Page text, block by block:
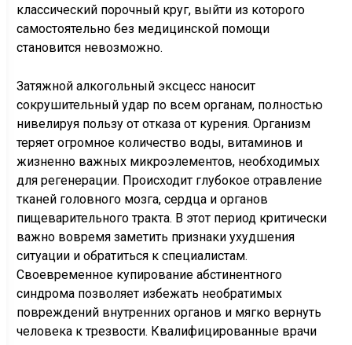
классический порочный круг, выйти из которого
самостоятельно без медицинской помощи
становится невозможно.
Затяжной алкогольный эксцесс наносит
сокрушительный удар по всем органам, полностью
нивелируя пользу от отказа от курения. Организм
теряет огромное количество воды, витаминов и
жизненно важных микроэлементов, необходимых
для регенерации. Происходит глубокое отравление
тканей головного мозга, сердца и органов
пищеварительного тракта. В этот период критически
важно вовремя заметить признаки ухудшения
ситуации и обратиться к специалистам.
Своевременное купирование абстинентного
синдрома позволяет избежать необратимых
повреждений внутренних органов и мягко вернуть
человека к трезвости. Квалифицированные врачи